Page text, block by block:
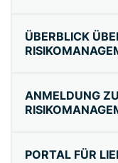
ÜBERBLICK
ANMELDUNG
PORTAL FÜR